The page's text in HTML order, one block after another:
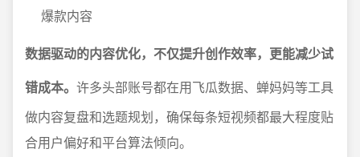
爆款内容
数据驱动的内容优化，不仅提升创作效率，更能减少试
错成本。 许多头部账号都在用飞瓜数据、蝉妈妈等工具
做内容复盘和选题规划，确保每条短视频都最大程度贴
合用户偏好和平台算法倾向。